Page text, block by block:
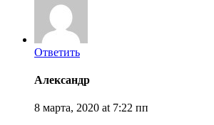
Ответить
Александр
8 марта, 2020 at 7:22 пп